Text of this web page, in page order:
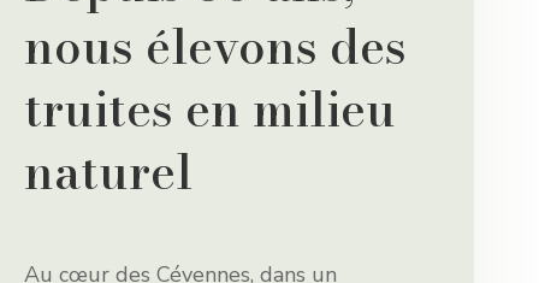
nous élevons des
truites en milieu
naturel
Au cœur des Cévennes, dans un